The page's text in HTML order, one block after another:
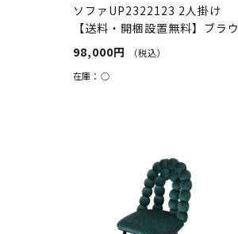
ソファUP2322123 2人掛け
【送料・開梱設置無料】ブラウ
ン
98,000円
（税込）
在庫： ○